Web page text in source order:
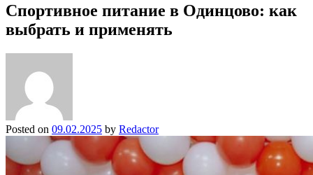
Спортивное питание в Одинцово: как
выбрать и применять
Posted on 09.02.2025 by Redactor